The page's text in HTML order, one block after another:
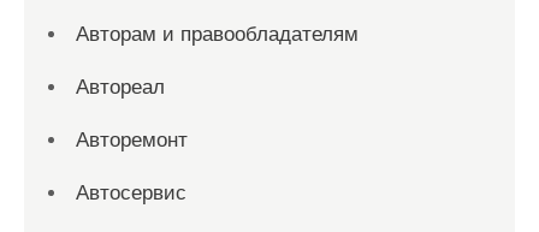
Авторам и правообладателям
Автореал
Авторемонт
Автосервис